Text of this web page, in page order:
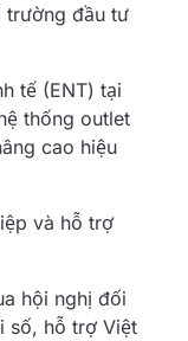
trường đầu tư
tế (ENT) tại
thống outlet
cao hiệu
và hỗ trợ
hội nghị đối
số, hỗ trợ Việt